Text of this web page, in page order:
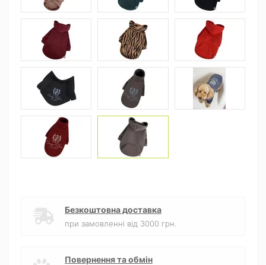
Безкоштовна доставка
при замовленні від 3000 грн.
Повернення та обмін